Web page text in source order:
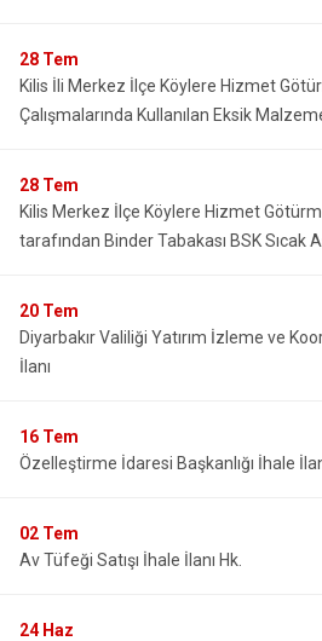
28 Tem
Kilis İli Merkez İlçe Köylere Hizmet
Çalışmalarında Kullanılan Eksik
28 Tem
Kilis Merkez İlçe Köylere Hizmet
tarafından Binder Tabakası BSK Sıcak
20 Tem
Diyarbakır Valiliği Yatırım İzleme ve
İlanı
16 Tem
Özelleştirme İdaresi Başkanlığı İhale
02 Tem
Av Tüfeği Satışı İhale İlanı Hk.
24 Haz